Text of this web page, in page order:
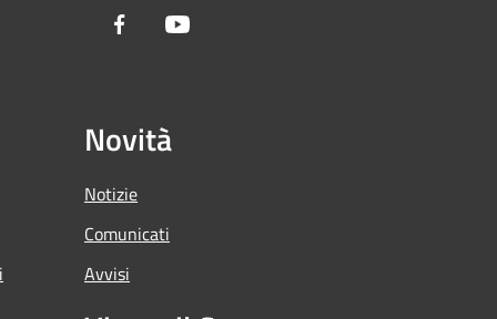
Facebook
Novità
Notizie
Comunicati
Avvisi